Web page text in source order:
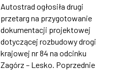
Autostrad ogłosiła drugi
przetarg na przygotowanie
dokumentacji projektowej
dotyczącej rozbudowy drogi
krajowej nr 84 na odcinku
Zagórz – Lesko. Poprzednie